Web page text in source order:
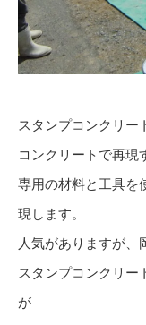
スタンプコンクリー
コンクリートで再現
専用の材料と工具を
現します。
人気がありますが、
スタンプコンクリー
が